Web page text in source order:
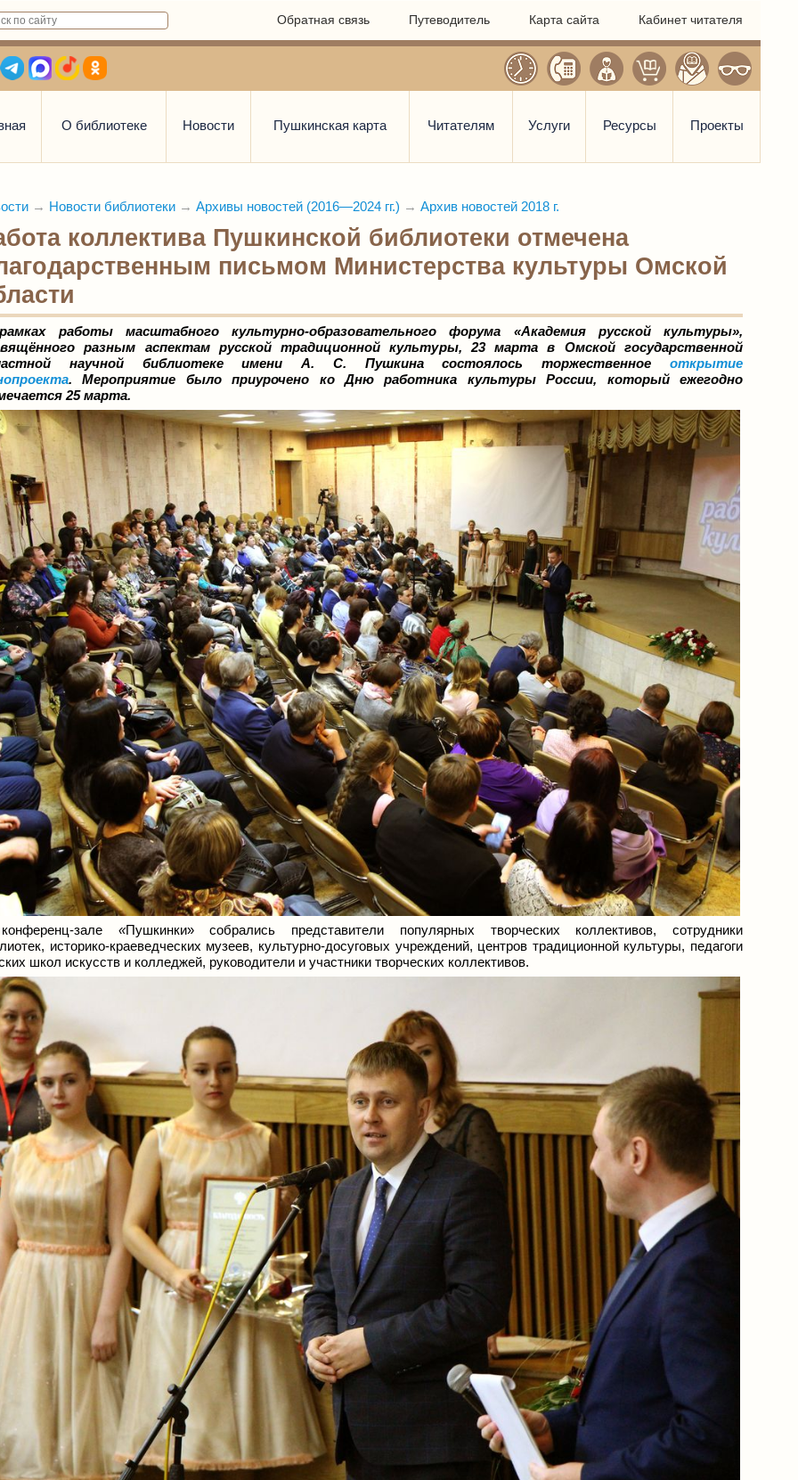
Обратная связь Путеводитель Карта сайта Кабинет читателя
О библиотеке Новости Пушкинская карта Читателям Услуги Ресурсы Проекты
→ Новости библиотеки → Архивы новостей (2016—2024 гг.) → Архив новостей 2018 г.
коллектива Пушкинской библиотеки отмечена
письмом Министерства культуры Омской
работы масштабного культурно-образовательного форума «Академия русской культуры»,
разным аспектам русской традиционной культуры, 23 марта в Омской государственной
научной библиотеке имени А. С. Пушкина состоялось торжественное открытие
. Мероприятие было приурочено ко Дню работника культуры России, который ежегодно
25 марта.
зале «Пушкинки» собрались представители популярных творческих коллективов, сотрудники
историко-краеведческих музеев, культурно-досуговых учреждений, центров традиционной культуры, педагоги
школ искусств и колледжей, руководители и участники творческих коллективов.